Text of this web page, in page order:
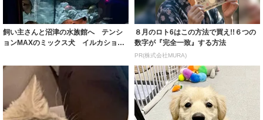
飼い主さんと沼津の水族館へ テンシ
ョンMAXのミックス犬 イルカショー
８月のロト6はこの方法で買え!!６つの
数字が『完全一致』する方法
PR(株式会社MURA)